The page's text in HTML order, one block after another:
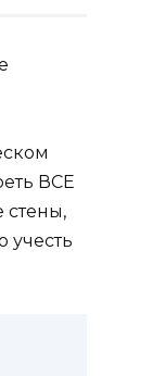
ВСЕ
стены,
учесть